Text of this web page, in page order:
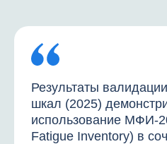
Результаты
шкал (2025)
использование МФИ-
Fatigue Inventory) в